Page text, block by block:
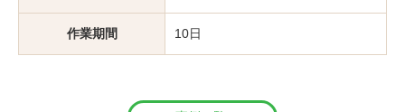
作業期間 10日